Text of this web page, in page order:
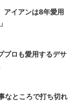
アイアンは8年愛用
プロも愛用するデサ
なところで打ち切れ